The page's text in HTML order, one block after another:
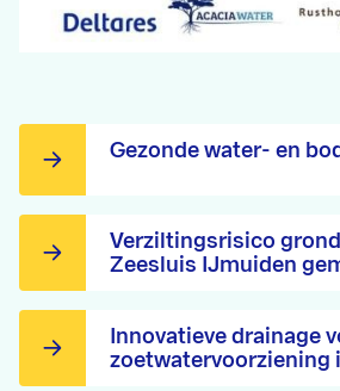
Gezonde water- en
Verziltingsrisico
Zeesluis IJmuiden
Innovatieve drainage
zoetwatervoorziening